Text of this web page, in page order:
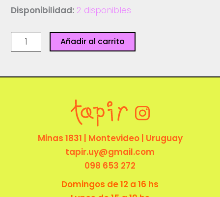
Disponibilidad: 2 disponibles
Cocacolito
-
Cartagena
Añadir al carrito
Minas 1831 | Montevideo | Uruguay
tapir.uy@gmail.com
098 653 272
Domingos de 12 a 16 hs